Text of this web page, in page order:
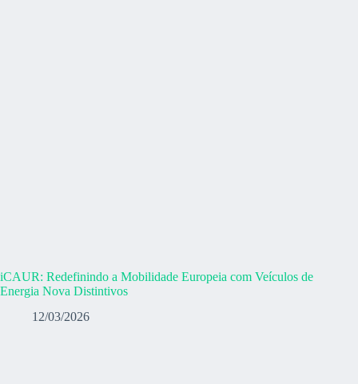
iCAUR: Redefinindo a Mobilidade Europeia com Veículos de
Energia Nova Distintivos
12/03/2026